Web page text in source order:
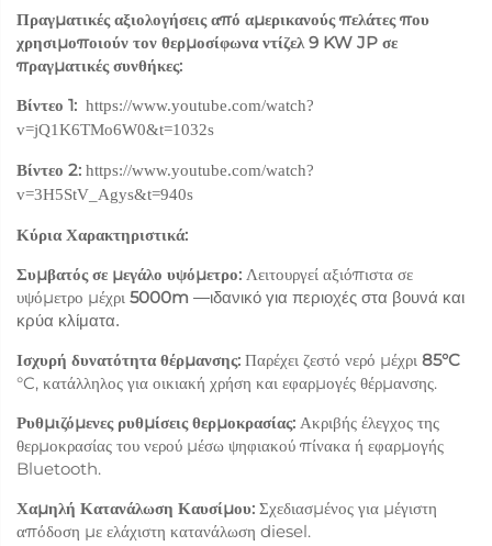
Πραγματικές αξιολογήσεις από αμερικανούς πελάτες που
χρησιμοποιούν τον θερμοσίφωνα ντίζελ 9 KW JP σε
πραγματικές συνθήκες:
Βίντεο 1: https://www.youtube.com/watch?
v=jQ1K6TMo6W0&t=1032s
Βίντεο 2: https://www.youtube.com/watch?
v=3H5StV_Agys&t=940s
Κύρια Χαρακτηριστικά:
Συμβατός σε μεγάλο υψόμετρο: Λειτουργεί αξιόπιστα σε
υψόμετρο μέχρι 5000m —ιδανικό για περιοχές στα βουνά και
κρύα κλίματα.
Ισχυρή δυνατότητα θέρμανσης: Παρέχει ζεστό νερό μέχρι 85°C
°C, κατάλληλος για οικιακή χρήση και εφαρμογές θέρμανσης.
Ρυθμιζόμενες ρυθμίσεις θερμοκρασίας: Ακριβής έλεγχος της
θερμοκρασίας του νερού μέσω ψηφιακού πίνακα ή εφαρμογής
Bluetooth.
Χαμηλή Κατανάλωση Καυσίμου: Σχεδιασμένος για μέγιστη
απόδοση με ελάχιστη κατανάλωση diesel.